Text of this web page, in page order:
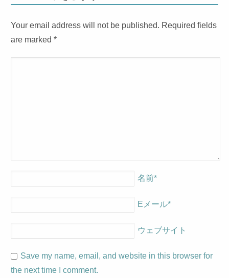
Your email address will not be published. Required fields
are marked*
名前*
Eメール*
ウェブサイト
Save my name, email, and website in this browser for
the next time I comment.